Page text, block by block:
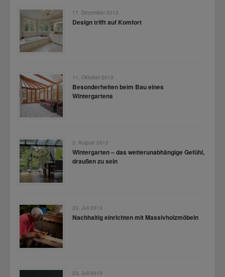
17. Dezember 2013
Design trifft auf Komfort
11. Oktober 2013
Besonderheiten beim Bau eines
Wintergartens
3. August 2013
Wintergarten – das wetterunabhängige Gefühl,
draußen zu sein
23. Juli 2013
Nachhaltig einrichten mit Massivholzmöbeln
23. Juli 2013